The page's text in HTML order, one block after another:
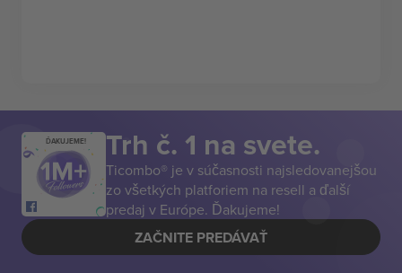
ĎAKUJEME! Trh č. 1 na svete.
Ticombo® je v súčasnosti najsledovanejšou
zo všetkých platforiem na resell a ďalší
predaj v Európe. Ďakujeme!
ZAČNITE PREDÁVAŤ